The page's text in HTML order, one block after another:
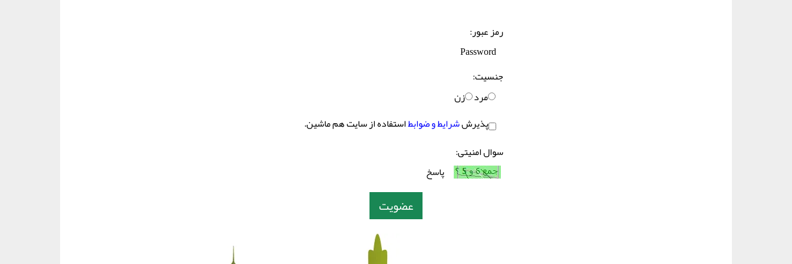
رمز عبور:
جنسیت:
مرد زن
پذیرششرایط و ضوابطاستفاده از سایت هم ماشین.
سوال امنیتی: